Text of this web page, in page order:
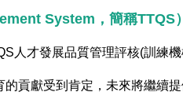
System，簡稱TTQS
人才發展品質管理評核(訓練機
的貢獻受到肯定，未來將繼續